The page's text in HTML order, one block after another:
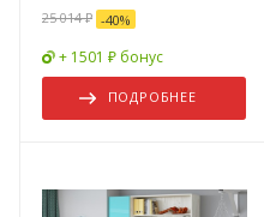
25 014 ₽ -40%
+ 1501 ₽ бонус
ПОДРОБНЕЕ